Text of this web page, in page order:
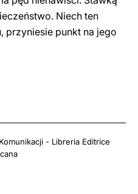
Niech ten
przyniesie punkt na jego
- Libreria Editrice